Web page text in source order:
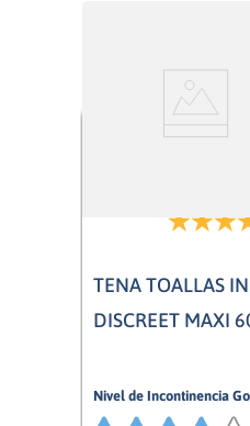
TENA TOALLAS
DISCREET MAXI
Nivel de Incontinencia
4/5